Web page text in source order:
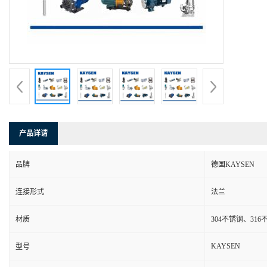
产品详请
品牌 德国KAYSEN
连接形式 法兰
材质 304不锈钢、316
型号 KAYSEN